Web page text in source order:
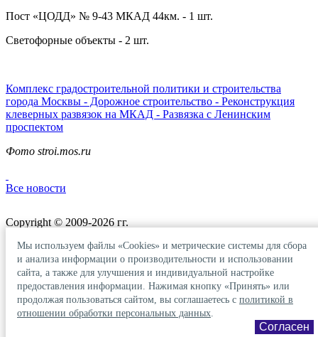
Пост «ЦОДД» № 9-43 МКАД 44км. - 1 шт.
Светофорные объекты - 2 шт.
Комплекс градостроительной политики и строительства
города Москвы - Дорожное строительство - Реконструкция
клеверных развязок на МКАД - Развязка с Ленинским
проспектом
Фото stroi.mos.ru
Все новости
Copyright © 2009-2026 гг.
Карта сайта
Мы используем файлы «Cookies» и метрические системы для сбора
и анализа информации о производительности и использовании
сайта, а также для улучшения и индивидуальной настройке
предоставления информации. Нажимая кнопку «Принять» или
продолжая пользоваться сайтом, вы соглашаетесь c политикой в
отношении обработки персональных данных.
Согласен